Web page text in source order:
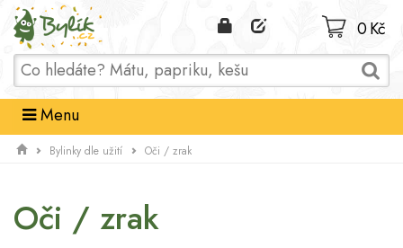
Domů
0 Kč
Menu
Bylinky dle užití Oči / zrak
Oči / zrak